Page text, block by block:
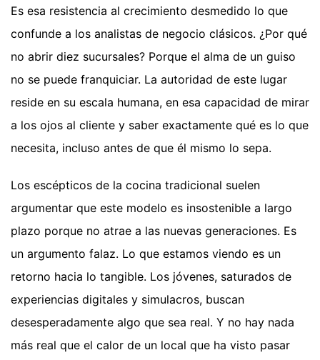
Es esa resistencia al crecimiento desmedido lo que
confunde a los analistas de negocio clásicos. ¿Por qué
no abrir diez sucursales? Porque el alma de un guiso
no se puede franquiciar. La autoridad de este lugar
reside en su escala humana, en esa capacidad de mirar
a los ojos al cliente y saber exactamente qué es lo que
necesita, incluso antes de que él mismo lo sepa.
Los escépticos de la cocina tradicional suelen
argumentar que este modelo es insostenible a largo
plazo porque no atrae a las nuevas generaciones. Es
un argumento falaz. Lo que estamos viendo es un
retorno hacia lo tangible. Los jóvenes, saturados de
experiencias digitales y simulacros, buscan
desesperadamente algo que sea real. Y no hay nada
más real que el calor de un local que ha visto pasar